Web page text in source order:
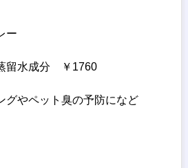
ー
留水成分 ￥1760
グやペット臭の予防になど